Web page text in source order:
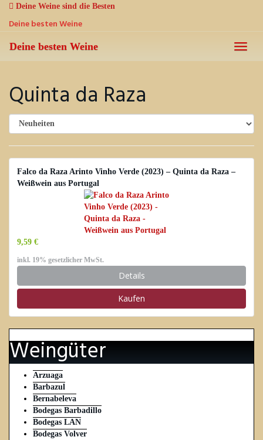
Skip
main
content
Deine Weine sind die Besten
Deine besten Weine
Toggle
Deine besten Weine
Quinta da Raza
Falco da Raza Arinto Vinho Verde (2023) – Quinta da Raza –
Weißwein aus Portugal
9,59 €
inkl. 19% gesetzlicher MwSt.
Details
Kaufen
Weingüter
Arzuaga
Barbazul
Bernabeleva
Bodegas Barbadillo
Bodegas LAN
Bodegas Volver